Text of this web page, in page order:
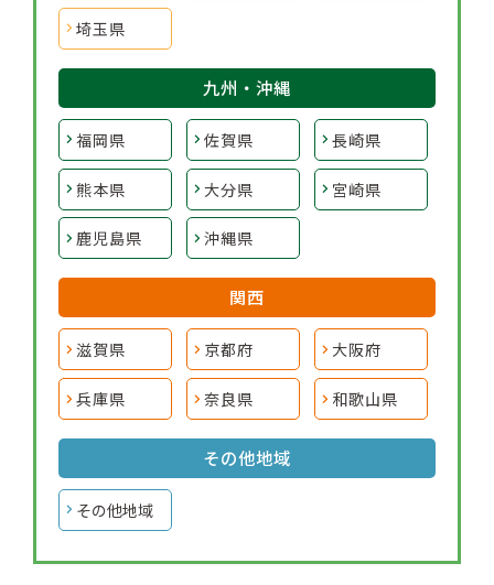
埼玉県
九州・沖縄
福岡県 佐賀県 長崎県
熊本県 大分県 宮崎県
鹿児島県 沖縄県
関西
滋賀県 京都府 大阪府
兵庫県 奈良県 和歌山県
その他地域
その他地域